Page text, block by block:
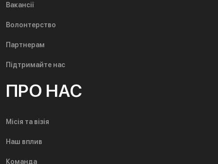
Вакансії
Волонтерство
Партнерам
Підтримайте нас
ПРО НАС
Місія та візія
Наш вплив
Команда